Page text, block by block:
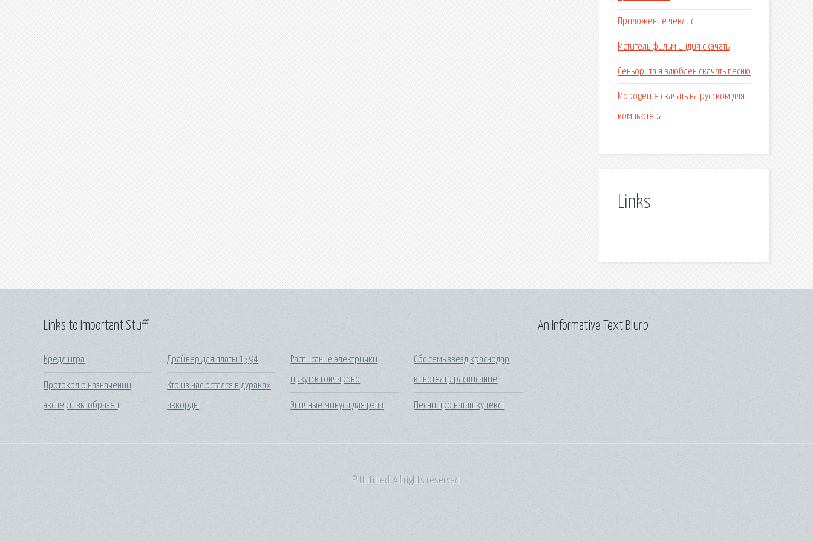
Приложение чеклист
Мститель фильм индия скачать
Сеньорита я влюблен скачать песню
Mobogenie скачать на русском для
компьютера
Links
Links to Important Stuff
Кредл игра
Протокол о назначении
экспертизы образец
Драйвер для платы 1394
Кто из нас остался в дураках
аккорды
Расписание электрички
иркутск гончарово
Эпичные минуса для рэпа
Сбс семь звезд краснодар
кинотеатр расписание
Песни про наташку текст
An Informative Text Blurb
© Untitled. All rights reserved.